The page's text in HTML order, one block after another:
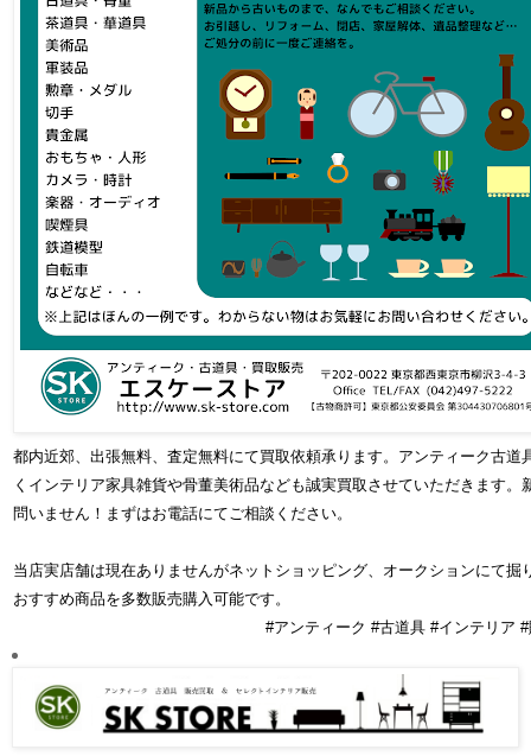
都内近郊、出張無料、査定無料にて買取依頼承ります。アンティーク古道
くインテリア家具雑貨や骨董美術品なども誠実買取させていただきます。
問いません！まずはお電話にてご相談ください。
当店実店舗は現在ありませんがネットショッピング、オークションにて掘
おすすめ商品を多数販売購入可能です。
#アンティーク #古道具 #インテリア